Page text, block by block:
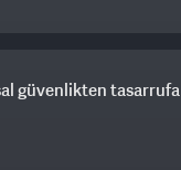
güvenlikten tasarrufa